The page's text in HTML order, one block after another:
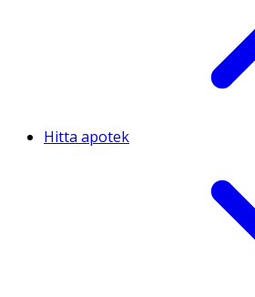
Hitta apotek